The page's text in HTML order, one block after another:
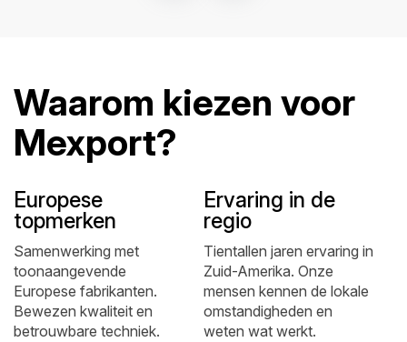
Waarom kiezen voor
Mexport?
Europese
topmerken
Samenwerking met
toonaangevende
Europese fabrikanten.
Bewezen kwaliteit en
betrouwbare techniek.
Ervaring in de
regio
Tientallen jaren ervaring in
Zuid-Amerika. Onze
mensen kennen de lokale
omstandigheden en
weten wat werkt.